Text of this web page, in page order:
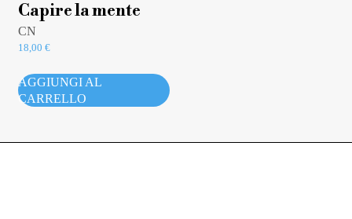
Capire la mente
CN
18,00 €
AGGIUNGI AL
CARRELLO